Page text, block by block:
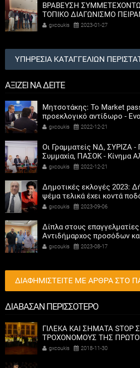
ΒΡΑΒΕΥΣΗ
ΤΟΠΙΚΟ ΔΙΑΓΩΝΙΣΜΟ
ΕΠΙΣΤΗΜΩΝ
gxcoukis 2023-01-27
ΥΠΗΡΕΣΙΑ ΚΑΤΑΓΓΕΛΙΩΝ
ΑΞΙΖΕΙ ΝΑ ΔΕΙΤΕ
Μητσοτάκης: Το Market
προεκλογικό αντίδωρο -
αριστεροί του χαβιαριού
gxcoukis 2022-12-21
Οι Γραμματείς ΝΔ, ΣΥΡΙΖΑ -
Συμμαχία, ΠΑΣΟΚ - Κίνημα
συμμετοχή των γυναικών
gxcoukis 2022-12-21
Δημοτικές εκλογές 2023:
ψέμα τελικά έχει κοντά
gxcoukis 2023-09-06
Δίπλα στους
Αντιδήμαρχος προσόδων
Καψοκόλης
gxcoukis 2023-08-17
ΔΙΑΦΗΜΙΣΤΕΙΤΕ ΜΕ ΑΡΘΡΑ ΣΤΟ
ΔΙΑΒΑΣΑΝ ΠΕΡΙΣΣΟΤΕΡΟ
ΓΙΛΕΚΑ ΚΑΙ ΣΗΜΑΤΑ STOP
ΤΡΟΧΟΝΟΜΟΥΣ ΤΗΣ
ΔΕΥΤΕΡΟΒΑΘΜΙΑΣ
gxcoukis 2018-11-30